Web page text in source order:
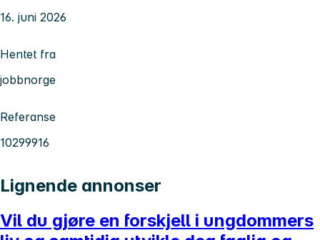
16. juni 2026
Hentet fra
jobbnorge
Referanse
10299916
Lignende annonser
Vil du gjøre en forskjell i ungdommers